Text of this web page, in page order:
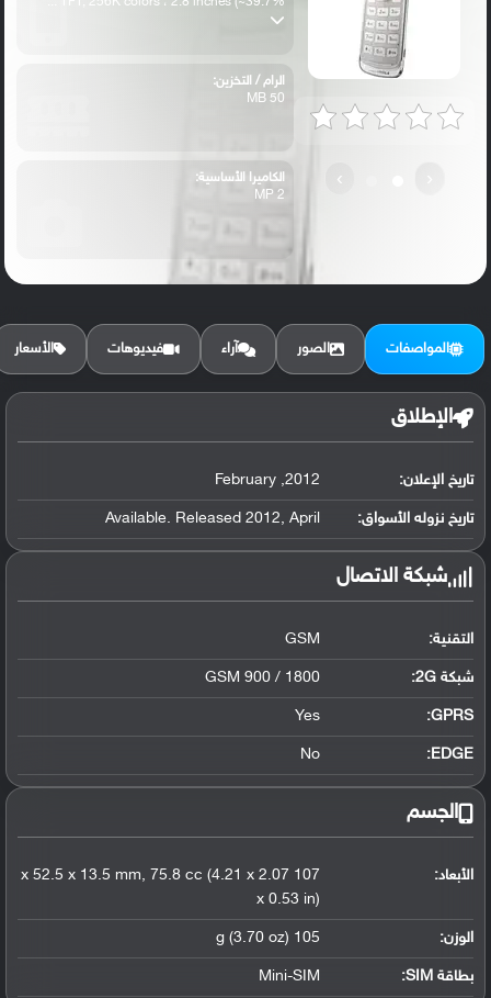
›
الرام / التخزين:
50 MB
الكاميرا الأساسية:
2 MP
المواصفات الصور آراء فيديوهات الأسعار
الإطلاق
تاريخ الإعلان: 2012, February
تاريخ نزوله الأسواق: Available. Released 2012, April
شبكة الاتصال
التقنية: GSM
شبكة 2G: GSM 900 / 1800
GPRS:
Yes
EDGE:
No
الجسم
الأبعاد:
107 x 52.5 x 13.5 mm, 75.8 cc (4.21 x 2.07
x 0.53 in)
الوزن: 105 g (3.70 oz)
بطاقة SIM: Mini-SIM